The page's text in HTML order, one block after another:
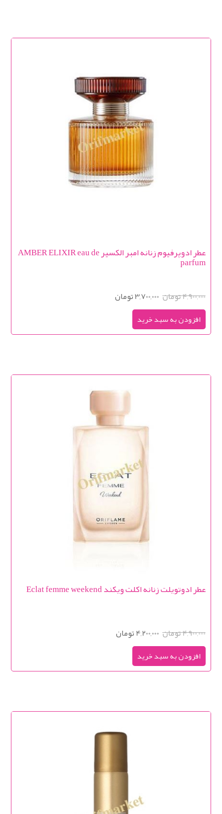
عطر ادوپرفیوم زنانه امبر الکسیر AMBER ELIXIR eau de
parfum
4,900,000 تومان 3,700,000 تومان
عطر ادوتویلت زنانه اکلت ویکند Eclat femme weekend
4,900,000 تومان 4,200,000 تومان